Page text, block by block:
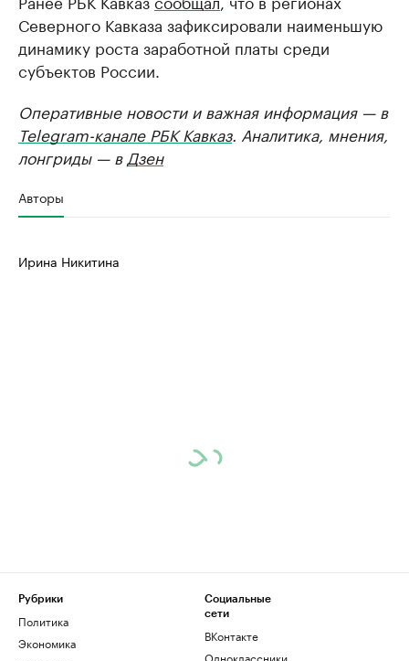
Северного Кавказа зафиксировали наименьшую
динамику роста заработной платы среди
субъектов России.
Оперативные новости и важная информация — в
Telegram-канале РБК Кавказ. Аналитика, мнения,
лонгриды — в Дзен
Авторы
Ирина Никитина
Рубрики
Политика
Экономика
Социальные
сети
ВКонтакте
Одноклассники